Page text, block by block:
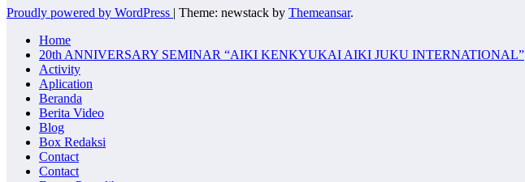
Proudly powered by WordPress | Theme: newstack by Themeansar.
Home
20th ANNIVERSARY SEMINAR “AIKI KENKYUKAI AIKI JUKU INTERNATIONAL”
Activity
Aplication
Beranda
Berita Video
Blog
Box Redaksi
Contact
Contact